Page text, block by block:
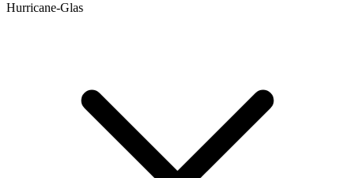
Hurricane-Glas